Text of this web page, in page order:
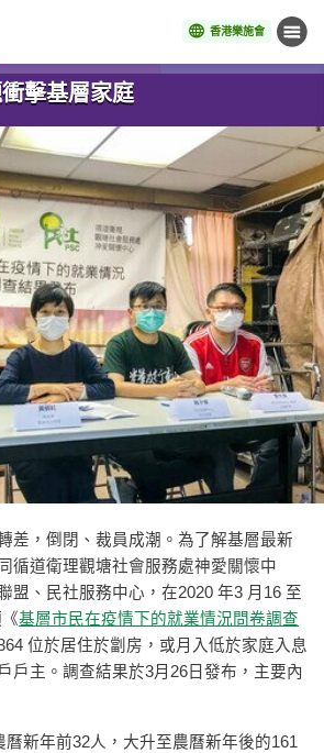
香港樂施會 目錄
擊基層家庭
差，倒閉、裁員成潮。為了解基層最新
循道衛理觀塘社會服務處神愛關懷中
盟、民社服務中心，在2020 年3 月16 至
基層市民在疫情下的就業情況問卷調查
位於居住於劏房，或月入低於家庭入息
戶主。調查結果於3月26日發布，主要內
新年前32人，大升至農曆新年後的161